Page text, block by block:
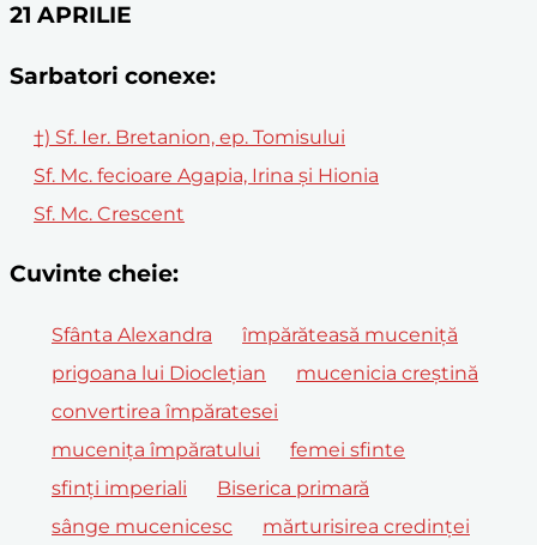
21 APRILIE
Sarbatori conexe:
†) Sf. Ier. Bretanion, ep. Tomisului
Sf. Mc. fecioare Agapia, Irina şi Hionia
Sf. Mc. Crescent
Cuvinte cheie:
Sfânta Alexandra
împărăteasă muceniță
prigoana lui Dioclețian
mucenicia creștină
convertirea împăratesei
mucenița împăratului
femei sfinte
sfinți imperiali
Biserica primară
sânge mucenicesc
mărturisirea credinței